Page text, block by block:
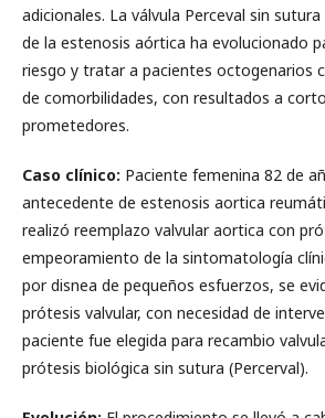
adicionales. La válvula Perceval sin
de la estenosis aórtica ha evolucionado
riesgo y tratar a pacientes octogenarios
de comorbilidades, con resultados a
prometedores.
Caso clínico: Paciente femenina 82 de
antecedente de estenosis aortica
realizó reemplazo valvular aortica con
empeoramiento de la sintomatología
por disnea de pequeños esfuerzos, se
prótesis valvular, con necesidad de
paciente fue elegida para recambio
prótesis biológica sin sutura (Percerval).